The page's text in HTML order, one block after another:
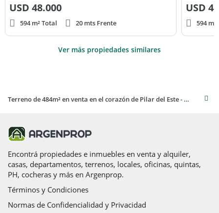
USD 48.000
594 m² Total 20 mts Frente
USD
594
Ver más propiedades similares
Terreno de 484m² en venta en el corazón de Pilar del Este - Santa Lucía
Encontrá propiedades e inmuebles en venta y alquiler,
casas, departamentos, terrenos, locales, oficinas, quintas,
PH, cocheras y más en Argenprop.
Términos y Condiciones
Normas de Confidencialidad y Privacidad